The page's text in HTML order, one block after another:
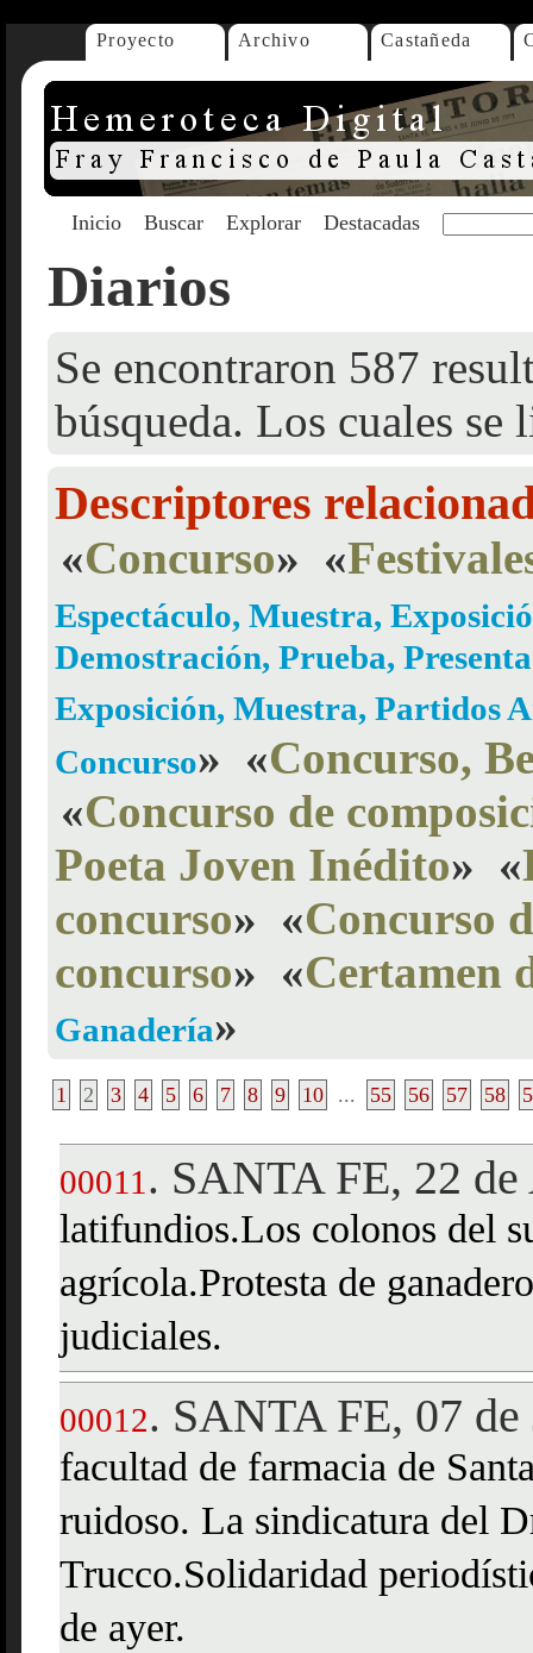
Proyecto Archivo Castañeda
Inicio Buscar Explorar Destacadas
Diarios
Se encontraron 587
búsqueda. Los cuales se
Descriptores
«Concurso» «
Espectáculo, Muestra,
Demostración, Prueba,
Exposición, Muestra, Partidos
Concurso» «Concurso,
«Concurso de
Poeta Joven Inédito» «
concurso» «Concurso
concurso» «Certamen
Ganadería»
1 2 3 4 5 6 7 8 9 10 ... 55 56 57 58
00011 . SANTA FE, 22
latifundios.Los colonos del
agrícola.Protesta de
judiciales.
00012. SANTA FE, 07
facultad de farmacia de
ruidoso. La sindicatura del
Trucco.Solidaridad
de ayer.